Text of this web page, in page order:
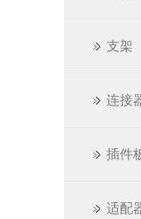
支架
连接
插件
适配